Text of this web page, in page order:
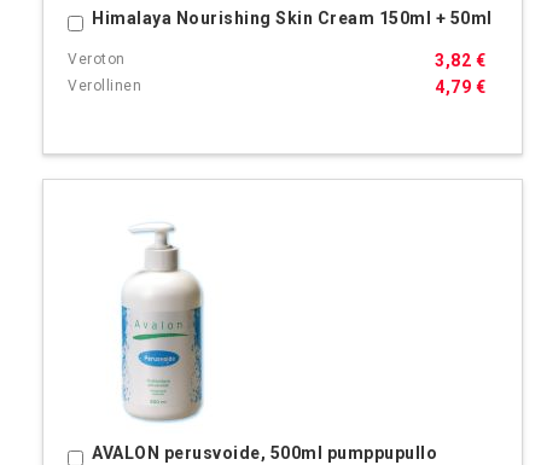
Himalaya Nourishing Skin Cream 150ml + 50ml
4,79 €
3,82 €
Ostoskoriin
AVALON perusvoide, 500ml pumppupullo
Ostoskoriin